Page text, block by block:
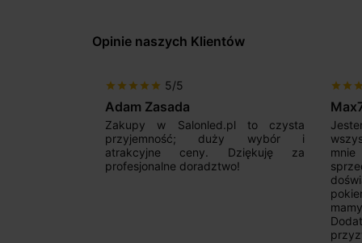
Opinie naszych Klientów
star star star star star 5/5
Adam Zasada
Zakupy w Salonled.pl to czysta
przyjemność; duży wybór i
atrakcyjne ceny. Dziękuję za
profesjonalne doradztwo!
star star